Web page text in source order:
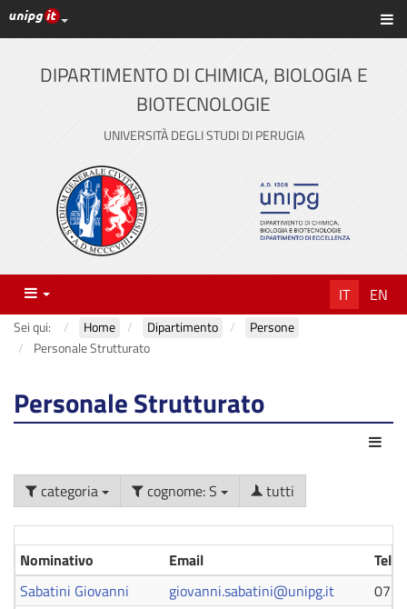
Vai
al
contenuto
principale
Link ai principali servizi web di Ateneo
DIPARTIMENTO DI CHIMICA, BIOLOGIA E
BIOTECNOLOGIE
UNIVERSITÀ DEGLI STUDI DI PERUGIA
Menu IT EN
Sei qui: Home Dipartimento
Persone
Personale Strutturato
Personale Strutturato
categoria cognome: S tutti
Nominativo Email
Sabatini Giovanni
giovanni.sabatini@unipg.it